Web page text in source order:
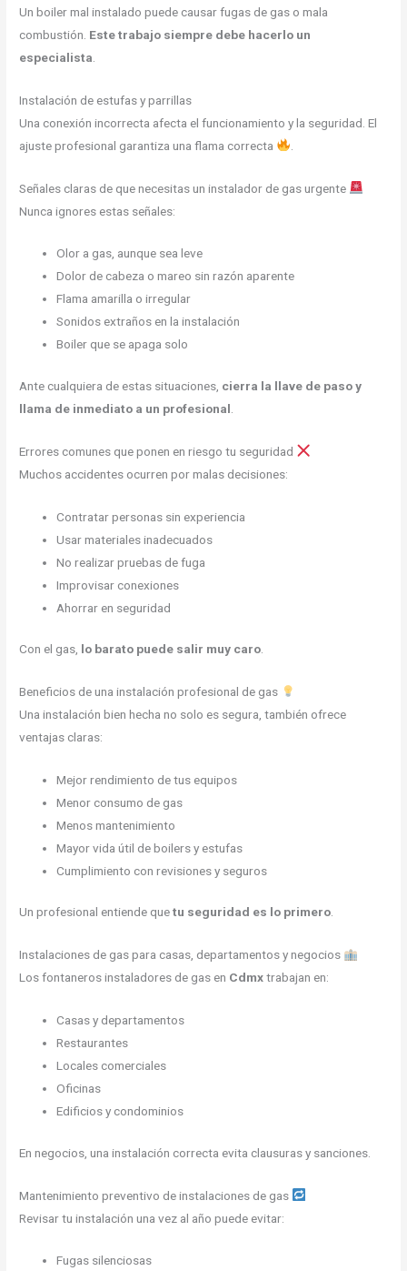
Un boiler mal instalado puede causar fugas de gas o mala
combustión. Este trabajo siempre debe hacerlo un
especialista
Instalación de estufas y parrillas
Una conexión incorrecta afecta el funcionamiento y la seguridad. El
ajuste profesional garantiza una flama correcta
Señales claras de que necesitas un instalador de gas urgente
Nunca ignores estas señales:
Olor a gas, aunque sea leve
Dolor de cabeza o mareo sin razón aparente
Flama amarilla o irregular
Sonidos extraños en la instalación
Boiler que se apaga solo
Ante cualquiera de estas situaciones, cierra la llave de paso y
llama de inmediato a un profesional
Errores comunes que ponen en riesgo tu seguridad
Muchos accidentes ocurren por malas decisiones:
Contratar personas sin experiencia
Usar materiales inadecuados
No realizar pruebas de fuga
Improvisar conexiones
Ahorrar en seguridad
Con el gas, lo barato puede salir muy caro
Beneficios de una instalación profesional de gas
Una instalación bien hecha no solo es segura, también ofrece
ventajas claras:
Mejor rendimiento de tus equipos
Menor consumo de gas
Menos mantenimiento
Mayor vida útil de boilers y estufas
Cumplimiento con revisiones y seguros
Un profesional entiende quetu seguridad es lo primero.
Instalaciones de gas para casas, departamentos y negocios
Los fontaneros instaladores de gas en Cdmxtrabajan en:
Casas y departamentos
Restaurantes
Locales comerciales
Oficinas
Edificios y condominios
En negocios, una instalación correcta evita clausuras y sanciones.
Mantenimiento preventivo de instalaciones de gas
Revisar tu instalación una vez al año puede evitar:
Fugas silenciosas